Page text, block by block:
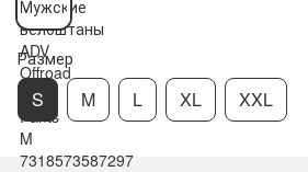
Размер
S M L XL XXL